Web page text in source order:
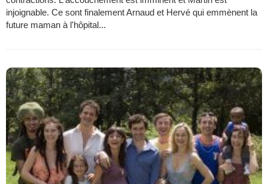
injoignable. Ce sont finalement Arnaud et Hervé qui emmènent la
future maman à l'hôpital...